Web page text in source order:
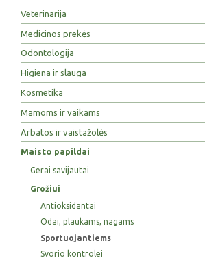
Veterinarija
Medicinos prekės
Odontologija
Higiena ir slauga
Kosmetika
Mamoms ir vaikams
Arbatos ir vaistažolės
Maisto papildai
Gerai savijautai
Grožiui
Antioksidantai
Odai, plaukams, nagams
Sportuojantiems
Svorio kontrolei